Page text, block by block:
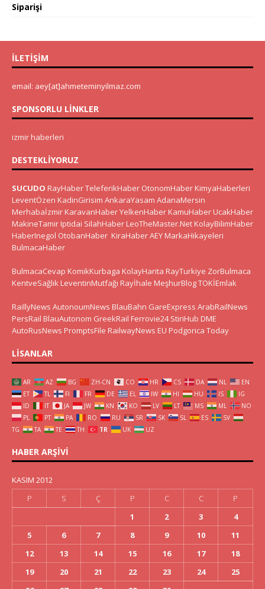
Siparişi
İLETIŞIM
email: aey[at]ahmeteminyilmaz.com
SPONSORLU LINKLER
izmir haberleri
DESTEKLIYORUZ
SUCUDO RayHaberTeleferikHaber OtonomHaber KimyaHaberleri
LeventÖzen KadinGirisim AnkaraYasam AdanaMersin
Merhabaİzmir KaravanHaberYelkenHaber KamuHaber UcakHaber
MakineTamir Iptidai SilahHaber LeoTheMaster.Net KolayBilimHaber
HaberInegol OtobanHaber KiraHaberAEY MarkaHikayeleri
BulmacaHaber
BulmacaCevap KomikKurbaga KolayHarita RayTurkiye ZorBulmaca
KentveSağlık LeventinMutfağı Rayİhale MeşhurBlogTOKİEmlak
RaillyNews AutonoumNews BlauBahn GareExpress ArabRailNews
PersRail BlauAutonom GreekRail Ferrovie24 StiriHub DME
AutoRusNews PromptsFile RailwayNews EU Podgorica Today
LISANLAR
AR AZ BG ZH-CN CO HR CS DA NL
EN
ET
TL FI FR DE EL IW HI HU IS
IG
ID
IT JA JW KN KO LV LT MS ML
NO
PL
PT PA RO RU SR SK SL ES
SV
TG
TA TE TH TR UK UZ
HABER ARŞIVI
KASIM 2012
P
S Ç P C C
P
1
2 3
4
5
6 7 8 9 10
11
12
13 14 15 16 17
18
19
20 21 22 23 24
25